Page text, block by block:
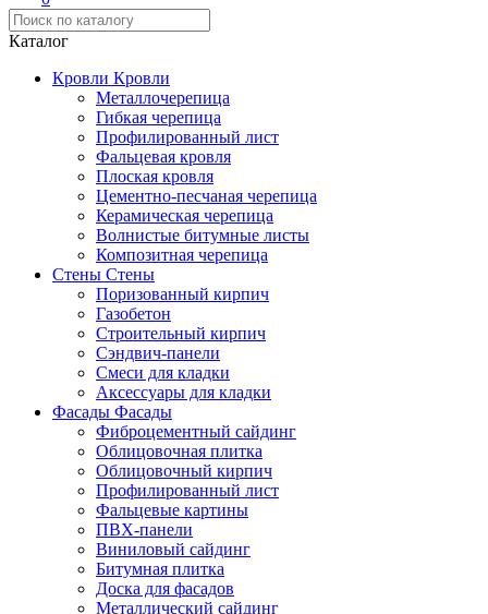
Каталог
Кровли Кровли
Металлочерепица
Гибкая черепица
Профилированный лист
Фальцевая кровля
Плоская кровля
Цементно-песчаная черепица
Керамическая черепица
Волнистые битумные листы
Композитная черепица
Стены Стены
Поризованный кирпич
Газобетон
Строительный кирпич
Сэндвич-панели
Смеси для кладки
Аксессуары для кладки
Фасады Фасады
Фиброцементный сайдинг
Облицовочная плитка
Облицовочный кирпич
Профилированный лист
Фальцевые картины
ПВХ-панели
Виниловый сайдинг
Битумная плитка
Доска для фасадов
Металлический сайдинг